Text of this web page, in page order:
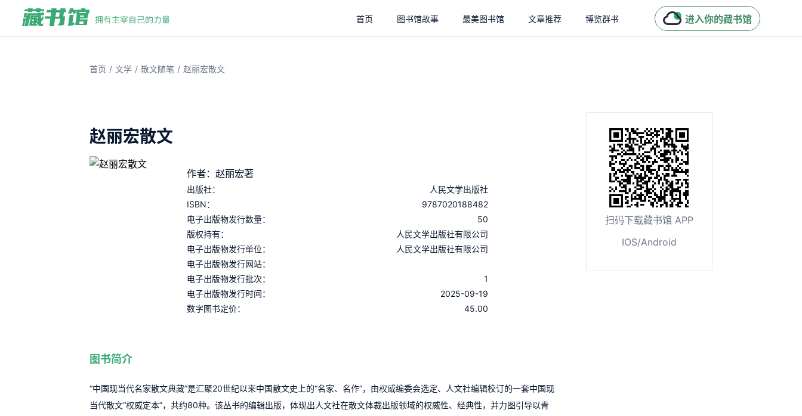
首页 图书馆故事 最美图书馆 文章推荐 博览群书 进入你的藏书馆
首页 / 文学 / 散文随笔 / 赵丽宏散文
赵丽宏散文
作者：赵丽宏著
出版社：
人民文学出版社
ISBN：
9787020188482
电子出版物发行数量：
50
版权持有：
人民文学出版社有限公司
电子出版物发行单位：
人民文学出版社有限公司
电子出版物发行网站：
电子出版物发行批次：
1
电子出版物发行时间：
2025-09-19
数字图书定价：
45.00
图书简介
“中国现当代名家散文典藏”是汇聚20世纪以来中国散文史上的“名家、名作”，由权威编委会选定、人文社编辑校订的一套中国现
当代散文“权威定本”，共约80种。该丛书的编辑出版，体现出人文社在散文体裁出版领域的权威性、经典性，并力图引导以青
扫码下载藏书馆 APP
IOS/Android